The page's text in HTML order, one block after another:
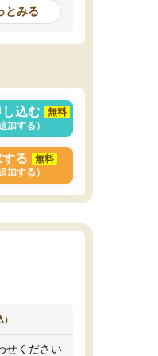
に感化されて自分も『も
みよう』と思えます。
インなので、色々な場所の
とみる
込む
無料
加する）
る
無料
加する）
）
せください